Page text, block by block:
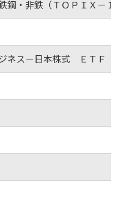
・非鉄（ＴＯＰＩＸ－１
ネス－日本株式 ＥＴＦ